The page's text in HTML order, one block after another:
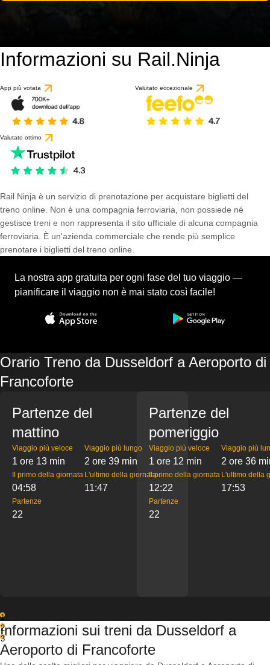
Informazioni su Rail.Ninja
App più votata Valutato eccezionale
Valutato ottimo
Rail Ninja è un servizio di prenotazione per acquistare biglietti del
treno online. Non è una compagnia ferroviaria, non possiede né
gestisce treni e non rappresenta il sito ufficiale di alcuna compagnia
ferroviaria. È un'azienda commerciale che rende più semplice
prenotare i biglietti del treno online.
La nostra app gratuita per ogni fase del tuo viaggio —
pianificare il viaggio non è mai stato così facile!
Orario Treno da Dusseldorf a Aeroporto di
Francoforte
Partenze del
mattino
Viaggio più veloce
1 ore 13 min
Viaggio più lungo
2 ore 39 min
Il primo della giornata
04:58
L'ultimo della giornata
11:47
Partenze
22
Partenze del
pomeriggio
Viaggio più veloce
1 ore 12 min
Viaggio più
2 ore 36
Il primo della giornata
12:22
L'ultimo della
17:53
Partenze
22
1
2
3
Informazioni sui treni da Dusseldorf a
Aeroporto di Francoforte